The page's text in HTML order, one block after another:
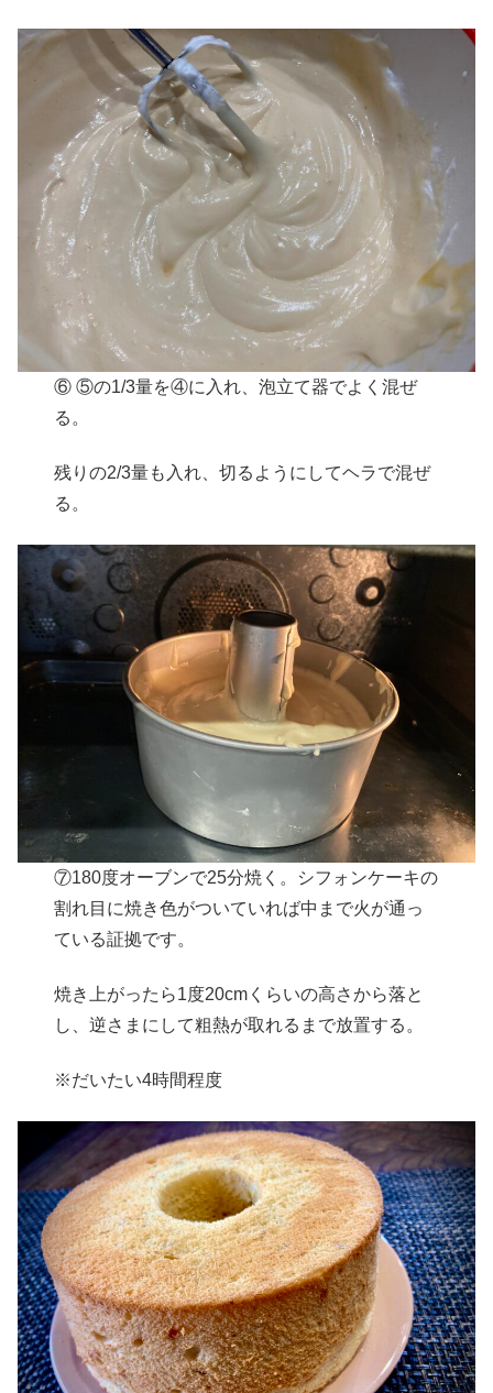
⑥ ⑤の1/3量を④に入れ、泡立て器でよく混ぜ
る。
残りの2/3量も入れ、切るようにしてヘラで混ぜ
る。
⑦180度オーブンで25分焼く。シフォンケーキの
割れ目に焼き色がついていれば中まで火が通っ
ている証拠です。
焼き上がったら1度20cmくらいの高さから落と
し、逆さまにして粗熱が取れるまで放置する。
※だいたい4時間程度